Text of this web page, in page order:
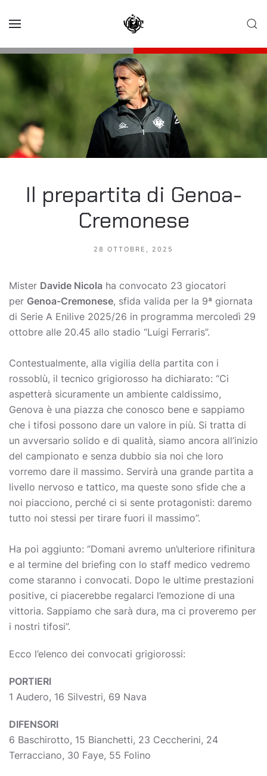
Il prepartita di Genoa-
Cremonese
28 OTTOBRE, 2025
Mister Davide Nicola ha convocato 23 giocatori
per Genoa-Cremonese, sfida valida per la 9ª giornata
di Serie A Enilive 2025/26 in programma mercoledì 29
ottobre alle 20.45 allo stadio “Luigi Ferraris”.
Contestualmente, alla vigilia della partita con i
rossoblù, il tecnico grigiorosso ha dichiarato: “Ci
aspetterà sicuramente un ambiente caldissimo,
Genova è una piazza che conosco bene e sappiamo
che i tifosi possono dare un valore in più. Si tratta di
un avversario solido e di qualità, siamo ancora all’inizio
del campionato e senza dubbio sia noi che loro
vorremo dare il massimo. Servirà una grande partita a
livello nervoso e tattico, ma queste sono sfide che a
noi piacciono, perché ci si sente protagonisti: daremo
tutto noi stessi per tirare fuori il massimo”.
Ha poi aggiunto: “Domani avremo un’ulteriore rifinitura
e al termine del briefing con lo staff medico vedremo
come staranno i convocati. Dopo le ultime prestazioni
positive, ci piacerebbe regalarci l’emozione di una
vittoria. Sappiamo che sarà dura, ma ci proveremo per
i nostri tifosi”.
Ecco l’elenco dei convocati grigiorossi:
PORTIERI
1 Audero, 16 Silvestri, 69 Nava
DIFENSORI
6 Baschirotto, 15 Bianchetti, 23 Ceccherini, 24
Terracciano, 30 Faye, 55 Folino